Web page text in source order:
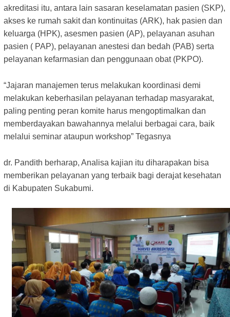
akreditasi itu, antara lain sasaran keselamatan pasien (SKP),
akses ke rumah sakit dan kontinuitas (ARK), hak pasien dan
keluarga (HPK), asesmen pasien (AP), pelayanan asuhan
pasien ( PAP), pelayanan anestesi dan bedah (PAB) serta
pelayanan kefarmasian dan penggunaan obat (PKPO).
“Jajaran manajemen terus melakukan koordinasi demi
melakukan keberhasilan pelayanan terhadap masyarakat,
paling penting peran komite harus mengoptimalkan dan
memberdayakan bawahannya melalui berbagai cara, baik
melalui seminar ataupun workshop” Tegasnya
dr. Pandith berharap, Analisa kajian itu diharapakan bisa
memberikan pelayanan yang terbaik bagi derajat kesehatan
di Kabupaten Sukabumi.